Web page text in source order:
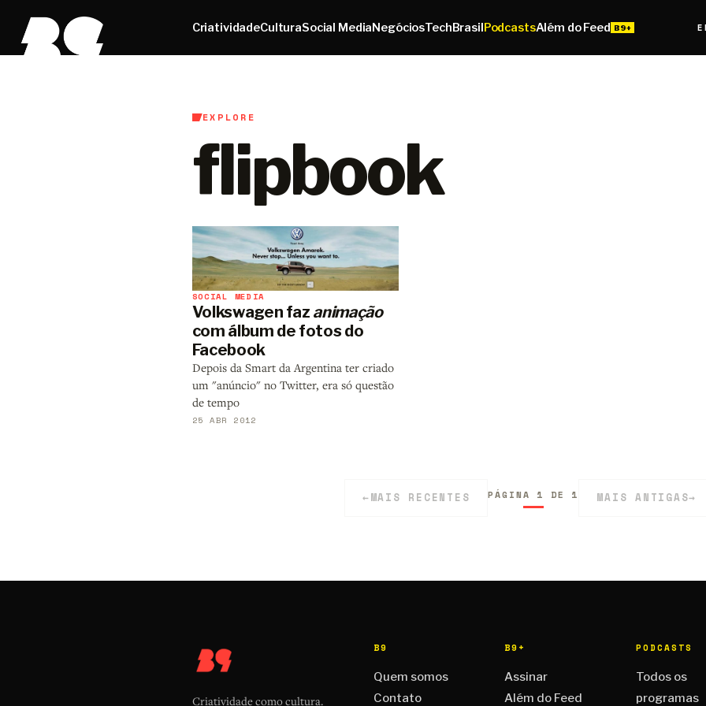
CriatividadeCulturaSocial MediaNegóciosTechBrasilPodcastsAlém do Feed
EXPLORE
flipbook
SOCIAL MEDIA
Volkswagen faz animação
com álbum de fotos do
Facebook
Depois da Smart da Argentina ter criado
um "anúncio" no Twitter, era só questão
de tempo
25 ABR 2012
←MAIS RECENTES PÁGINA 1 DE 1 MAIS ANTIGAS→
Criatividade como cultura.
B9
Quem somos
Contato
B9+
Assinar
Além do Feed
PODCASTS
Todos os
programas